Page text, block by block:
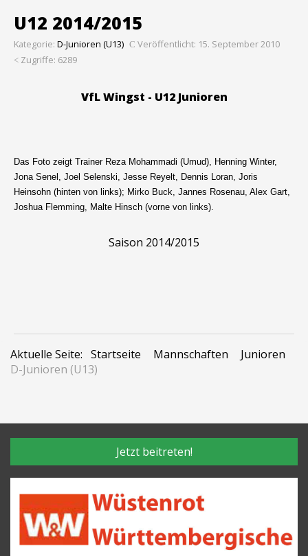
U12 2014/2015
Kategorie: D-Junioren (U13)
Veröffentlicht: 15. September 2010
Zugriffe: 6289
VfL Wingst - U12 Junioren
Das Foto zeigt Trainer Reza Mohammadi (Umud), Henning Winter,
Jona Senel, Joel Selenski, Jesse Reyelt, Dennis Loran, Joris
Heinsohn (hinten von links); Mirko Buck, Jannes Rosenau, Alex Gart,
Joshua Flemming, Malte Hinsch (vorne von links).
Saison 2014/2015
Aktuelle Seite: Startseite Mannschaften
Junioren
D-Junioren (U13)
Jetzt beitreten!